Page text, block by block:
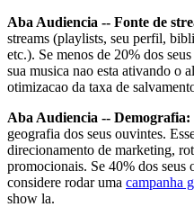
Aba Audiencia -- Fonte de
streams (playlists, seu perfil,
etc.). Se menos de 20% dos
sua musica nao esta ativando o
otimizacao da taxa de
Aba Audiencia -- Demografia:
geografia dos seus ouvintes.
direcionamento de marketing,
promocionais. Se 40% dos seus
considere rodar uma campanha
show la.